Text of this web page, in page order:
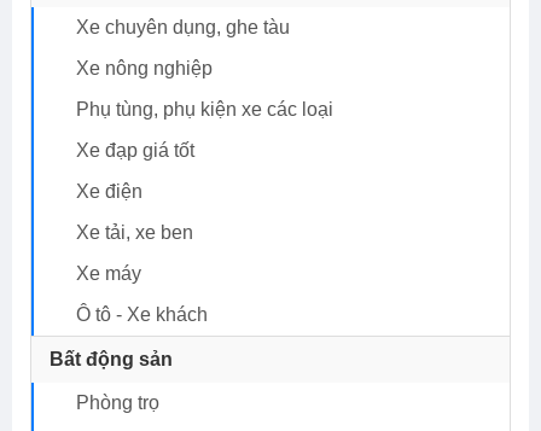
Xe chuyên dụng, ghe tàu
Xe nông nghiệp
Phụ tùng, phụ kiện xe các loại
Xe đạp giá tốt
Xe điện
Xe tải, xe ben
Xe máy
Ô tô - Xe khách
Bất động sản
Phòng trọ